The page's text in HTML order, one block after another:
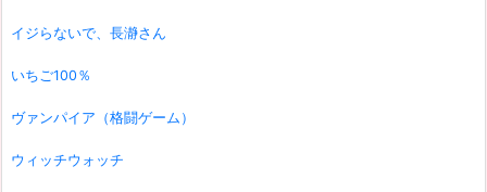
イジらないで、長瀞さん
いちご100％
ヴァンパイア（格闘ゲーム）
ウィッチウォッチ